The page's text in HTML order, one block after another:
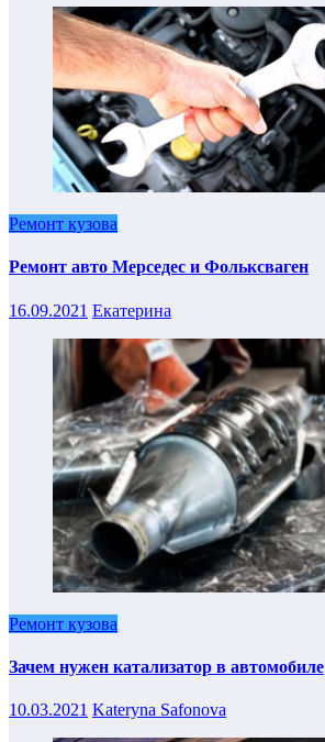
Ремонт кузова
Ремонт авто Мерседес и Фольксваген
16.09.2021 Екатерина
Ремонт кузова
Зачем нужен катализатор в автомобиле
10.03.2021 Kateryna Safonova